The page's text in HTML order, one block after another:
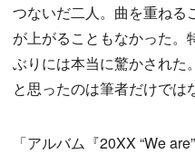
つないだ二人。曲を重ねる
が上がることもなかった。
ぶりには本当に驚かされた
と思ったのは筆者だけでは
「アルバム『20XX “We